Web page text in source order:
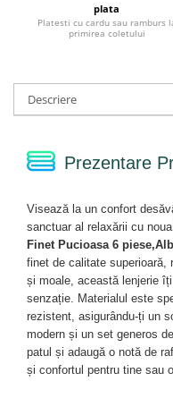
plata
Platesti cu cardu sau ramburs
primirea coletului
Descriere
Prezentare
Visează la un confort
sanctuar al relaxării cu
Finet Pucioasa 6
finet de calitate superioară,
și moale, această lenjerie
senzație. Materialul este
rezistent, asigurându-ți un
modern și un set generos de
patul și adaugă o notă de
și confortul pentru tine sau